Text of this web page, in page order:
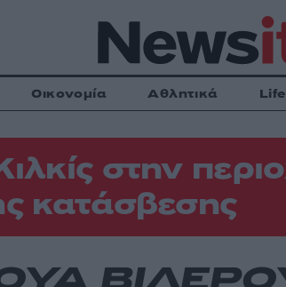
Οικονομία Αθλητικά
στην
κατάσβεσης